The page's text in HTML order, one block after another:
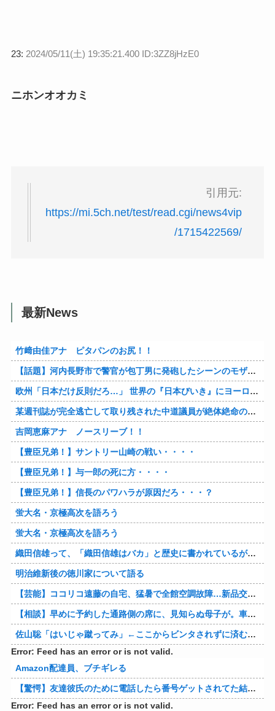
23: 2024/05/11(土) 19:35:21.400 ID:3ZZ8jHzE0
ニホンオオカミ
引用元:
https://mi.5ch.net/test/read.cgi/news4vip
/1715422569/
最新News
竹﨑由佳アナ ピタパンのお尻！！
【話題】河内長野市で警官が包丁男に発砲したシーンのモザ無し映像が公開される。
欧州「日本だけ反則だろ…」 世界の『日本びいき』にヨーロッパ全土から不満の声
某週刊誌が完全逃亡して取り残された中道議員が絶体絶命の窮地、「今度は宏池会に矛先を向けたか……」と節操の無さに呆れる人が続出
吉岡恵麻アナ ノースリーブ！！
【豊臣兄弟！】サントリー山崎の戦い・・・・
【豊臣兄弟！】与一郎の死に方・・・・
【豊臣兄弟！】信長のパワハラが原因だろ・・・？
蛍大名・京極高次を語ろう
蛍大名・京極高次を語ろう
織田信雄って、「織田信雄はバカ」と歴史に書かれているが今まで家が残っているんでバカではないよな？
明治維新後の徳川家について語る
【芸能】ココリコ遠藤の自宅、猛暑で全館空調故障…新品交換費300万円…高額費用に「高すぎる」
【相談】早めに予約した通路側の席に、見知らぬ母子が。車掌の呼びかけにも「目を閉じて無視」して居座られました。無理やり奪われた席は、結局“やったもん勝ち”になってしまうのでしょうか？
佐山聡「はいじゃ蹴ってみ」←ここからビンタされずに済む方法
Error: Feed has an error or is not valid.
Amazon配達員、ブチギレる
【驚愕】友達彼氏のために電話したら番号ゲットされてた結果ｗｗｗｗ 他
Error: Feed has an error or is not valid.